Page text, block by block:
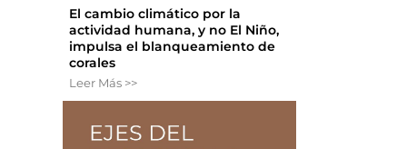
El cambio climático por la
actividad humana, y no El Niño,
impulsa el blanqueamiento de
corales
Leer Más >>